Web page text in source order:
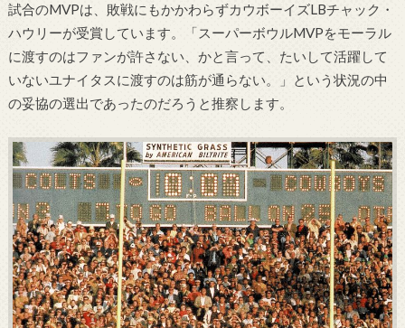
試合のMVPは、敗戦にもかかわらずカウボーイズLBチャック・
ハウリーが受賞しています。「スーパーボウルMVPをモーラル
に渡すのはファンが許さない、かと言って、たいして活躍して
いないユナイタスに渡すのは筋が通らない。」という状況の中
の妥協の選出であったのだろうと推察します。